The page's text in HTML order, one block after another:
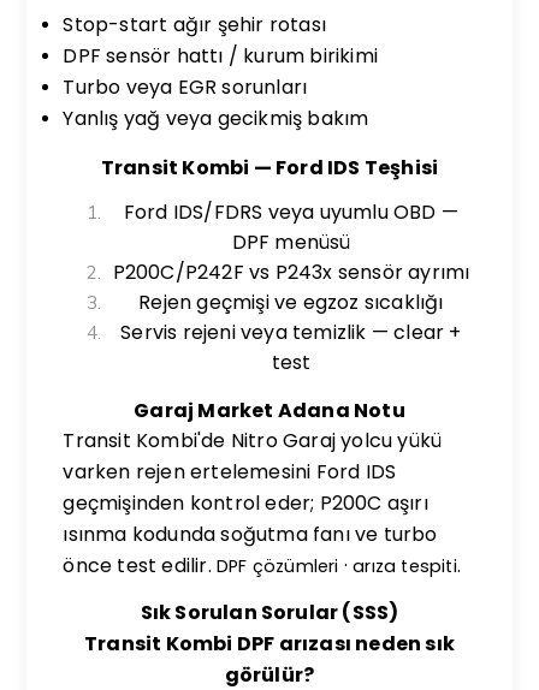
Stop-start ağır şehir rotası
DPF sensör hattı / kurum birikimi
Turbo veya EGR sorunları
Yanlış yağ veya gecikmiş bakım
Transit Kombi — Ford IDS Teşhisi
Ford IDS/FDRS veya uyumlu OBD —
DPF menüsü
P200C/P242F vs P243x sensör ayrımı
Rejen geçmişi ve egzoz sıcaklığı
Servis rejeni veya temizlik — clear +
test
Garaj Market Adana Notu
Transit Kombi'de Nitro Garaj yolcu yükü
varken rejen ertelemesini Ford IDS
geçmişinden kontrol eder; P200C aşırı
ısınma kodunda soğutma fanı ve turbo
önce test edilir.DPF çözümleri ·arıza tespiti.
Sık Sorulan Sorular (SSS)
Transit Kombi DPF arızası neden sık
görülür?